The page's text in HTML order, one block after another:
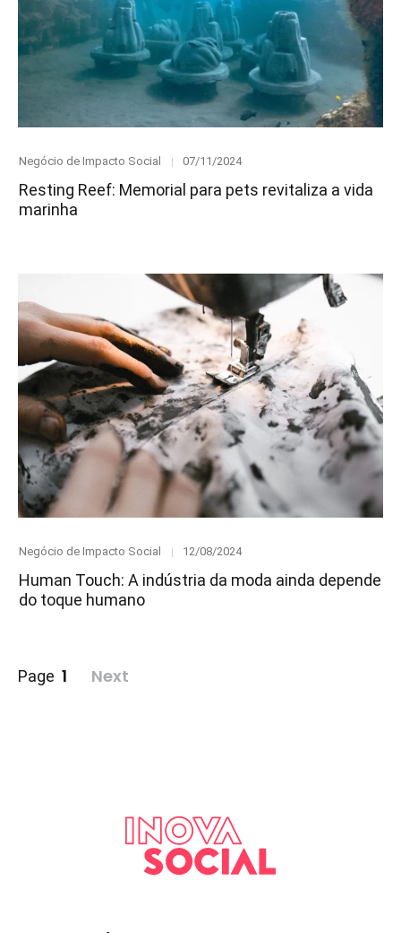
Category
Negócio de Impacto Social
Posted
07/11/2024
Resting Reef: Memorial para pets revitaliza a vida
marinha
Category
Negócio de Impacto Social
Posted
12/08/2024
Human Touch: A indústria da moda ainda depende
do toque humano
Paginação
Page 1 Next